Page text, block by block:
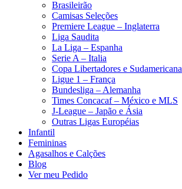
Brasileirão
Camisas Seleções
Premiere League – Inglaterra
Liga Saudita
La Liga – Espanha
Serie A – Italia
Copa Libertadores e Sudamericana
Ligue 1 – França
Bundesliga – Alemanha
Times Concacaf – México e MLS
J-League – Japão e Ásia
Outras Ligas Européias
Infantil
Femininas
Agasalhos e Calções
Blog
Ver meu Pedido